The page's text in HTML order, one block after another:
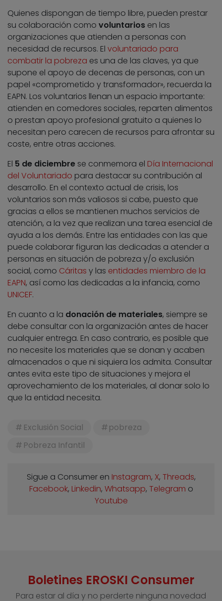
Quienes dispongan de tiempo libre, pueden prestar
su colaboración como voluntarios en las
organizaciones que atienden a personas con
necesidad de recursos. El voluntariado para
combatir la pobreza es una de las claves, ya que
supone el apoyo de decenas de personas, con un
papel «comprometido y transformador», recuerda la
EAPN. Los voluntarios llenan un espacio importante:
atienden en comedores sociales, reparten alimentos
o prestan apoyo profesional gratuito a quienes lo
necesitan pero carecen de recursos para afrontar su
coste, entre otras acciones.
El 5 de diciembre se conmemora el Día Internacional
del Voluntariado para destacar su contribución al
desarrollo. En el contexto actual de crisis, los
voluntarios son más valiosos si cabe, puesto que
gracias a ellos se mantienen muchos servicios de
atención, a la vez que realizan una tarea esencial de
ayuda a los demás. Entre las entidades con las que
puede colaborar figuran las dedicadas a atender a
personas en situación de pobreza y/o exclusión
social, como Cáritas y las entidades miembro de la
EAPN, así como las dedicadas a la infancia, como
UNICEF.
En cuanto a la donación de materiales, siempre se
debe consultar con la organización antes de hacer
cualquier entrega. En caso contrario, es posible que
no necesite los materiales que se donan y acaben
almacenados o que ni siquiera los admita. Consultar
antes evita este tipo de situaciones y mejora el
aprovechamiento de los materiales, al donar solo lo
que la entidad necesita.
Exclusión Social
pobreza
Pobreza Infantil
Sigue a Consumer en Instagram, X, Threads,
Facebook, Linkedin, Whatsapp, Telegram o
Youtube
Boletines EROSKI Consumer
Para estar al día y no perderte ninguna novedad